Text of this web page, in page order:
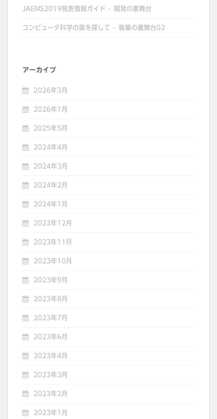
JAEMS2019発表情報ガイド – 開発の裏舞台
コンピュータ科学の扉を探して – 執筆の裏舞台02
アーカイブ
2026年3月
2026年1月
2025年5月
2024年4月
2024年3月
2024年2月
2024年1月
2023年12月
2023年11月
2023年10月
2023年9月
2023年8月
2023年7月
2023年6月
2023年4月
2023年3月
2023年2月
2023年1月